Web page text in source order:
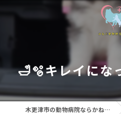
🛁🫧キレイにな
木更津市の動物病院ならかねだ動物総合病院